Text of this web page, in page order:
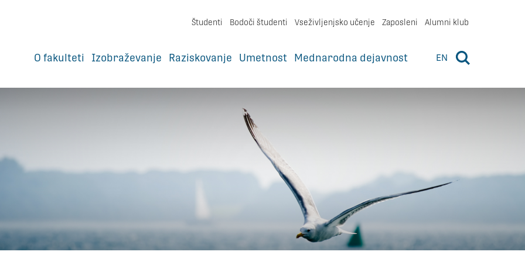
Študenti Bodoči študenti Vseživljenjsko učenje Zaposleni Alumni klub
O fakulteti Izobraževanje Raziskovanje Umetnost Mednarodna dejavnost EN